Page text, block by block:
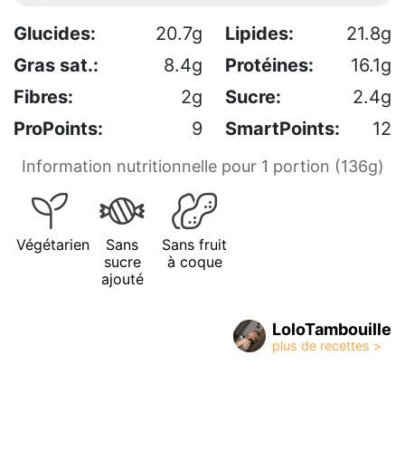
Glucides: 20.7g Lipides:
21.8g
Gras sat.:
8.4g Protéines:
16.1g
Fibres:
2g Sucre:
2.4g
ProPoints:
9 SmartPoints: 12
Information nutritionnelle pour 1 portion (136g)
Végétarien
Sans
sucre
ajouté
Sans fruit
à coque
LoloTambouille